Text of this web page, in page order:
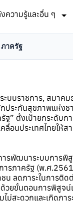
ความรู้และอื่น ๆ
าครัฐ
ราชการ, สมาคม
ระกันสุขภาพแห่งช
ตั้งเป้ายกระดับ
นประเทศไทยให้
ารพัฒนาระบบการ
ภาครัฐ (พ.ศ
ลดภาระในการติ
วยขั้นตอนการพิสูจ
สะดวกและเกิดภาร